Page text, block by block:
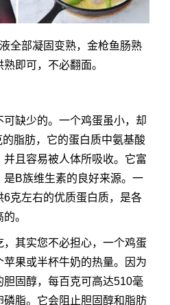
全部凝固变熟，金枪鱼肠熟
即可，不必翻面。
缺少的。一个鸡蛋虽小，却
脂肪，它的蛋白质中氨基酸
且容易被人体所吸收。它富
B族维生素的良好来源。一
克左右的优质蛋白质，是各
。
其实您不必担心，一个鸡蛋
果或半杯牛奶的热量。因为
固醇，每百克可高达510毫
脂。它会阻止胆固醇和脂肪